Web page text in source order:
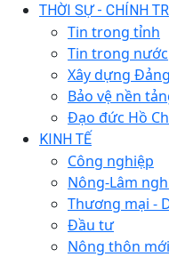
THỜI SỰ - CHÍNH
Tin trong tỉnh
Tin trong nước
Xây dựng
Bảo vệ nền
Đạo đức Hồ
KINH TẾ
Công nghiệp
Nông-Lâm
Thương mại -
Đầu tư
Nông thôn mới